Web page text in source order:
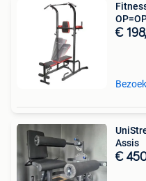
€
Assis
€